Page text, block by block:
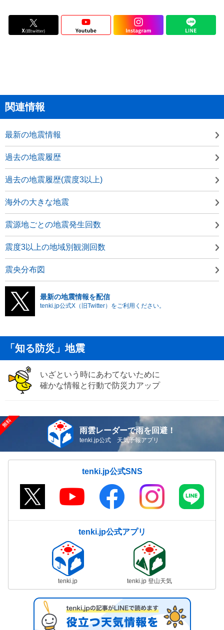
関連情報
最新の地震情報
過去の地震履歴
過去の地震履歴(震度3以上)
海外の大きな地震
震源地ごとの地震発生回数
震度3以上の地域別観測回数
震央分布図
最新の地震情報を配信
tenki.jp公式X（旧Twitter）をご利用ください。
「知る防災」地震
いざという時にあわてないために
確かな情報と行動で防災力アップ
雨雲レーダーで雨を回避！
tenki.jp公式 天気予報アプリ
tenki.jp公式SNS
tenki.jp公式アプリ
tenki.jp tenki.jp 登山天気